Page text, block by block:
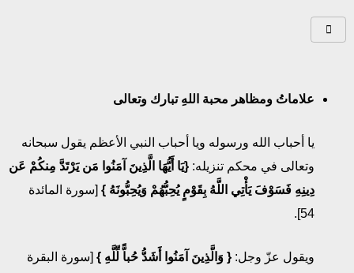
علاماتُ ومظاهر محبة اللهِ تبارك وتعالى
يا أحباب الله ورسوله ويا أحباب النبي الأعظم يقول سبحانه
وتعالى في محكم تنزيله: {يَا أَيُّهَا الَّذِينَ آمَنُوا مَن يَرْتَدَّ مِنكُمْ عَن
دِينِهِ فَسَوْفَ يَأْتِي اللَّهُ بِقَوْمٍ يُحِبُّهُمْ وَيُحِبُّونَهُ } [سورة المائدة
54].
ويقول عزّ وجل: { وَالَّذِينَ آمَنُوا أَشَدُّ حُباًّ لِّلَّهِ } [سورة البقرة